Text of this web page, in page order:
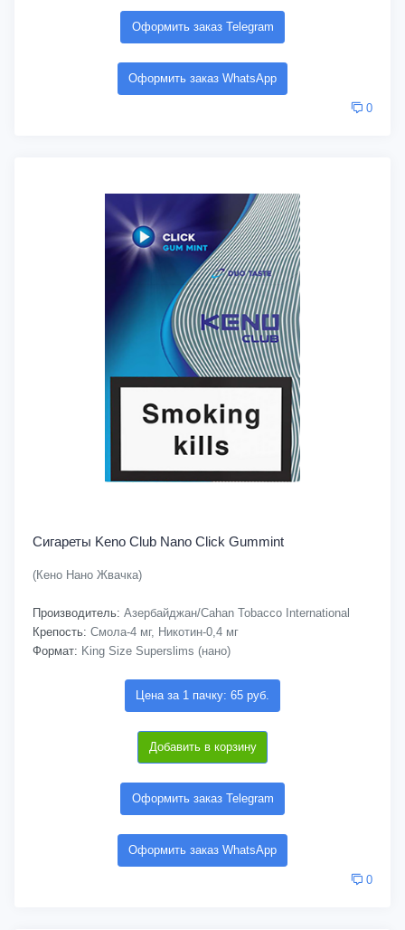
Оформить заказ Telegram
Оформить заказ WhatsApp
0
Сигареты Keno Club Nano Click Gummint
(Кено Нано Жвачка)
Производитель: Азербайджан/Cahan Tobacco International
Крепость: Смола-4 мг, Никотин-0,4 мг
Формат: King Size Superslims (нано)
Цена за 1 пачку: 65 руб.
Добавить в корзину
Оформить заказ Telegram
Оформить заказ WhatsApp
0